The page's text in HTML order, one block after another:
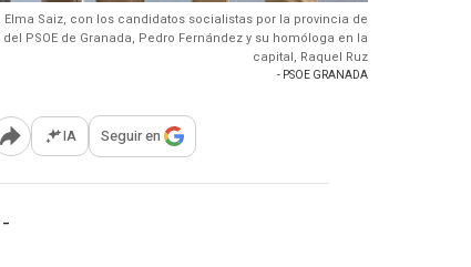
Saiz, con los candidatos socialistas por la provincia de
PSOE de Granada, Pedro Fernández y su homóloga en la
capital, Raquel Ruz
- PSOE GRANADA
Abrir opciones para compartir
IA Seguir en